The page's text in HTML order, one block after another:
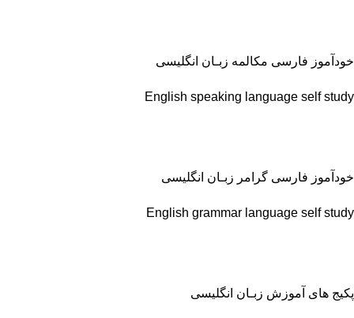
خودآموز فارسی مکالمه زبـان انگلیسی
English speaking language self study
خودآموز فارسی گرامر زبـان انگلیسی
English grammar language self study
پکیج های آموزش زبـان انگلیسی